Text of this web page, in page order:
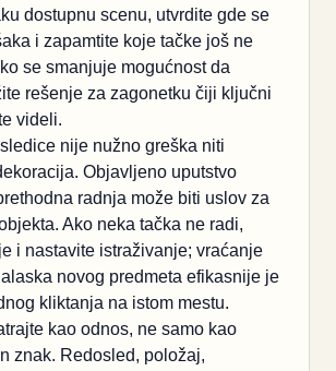
dostupnu scenu, utvrdite gde se
i zapamtite koje tačke još ne
se smanjuje mogućnost da
rešenje za zagonetku čiji ključni
videli.
nije nužno greška niti
Objavljeno uputstvo
radnja može biti uslov za
Ako neka tačka ne radi,
i nastavite istraživanje; vraćanje
novog predmeta efikasnije je
kliktanja na istom mestu.
kao odnos, ne samo kao
znak. Redosled, položaj,